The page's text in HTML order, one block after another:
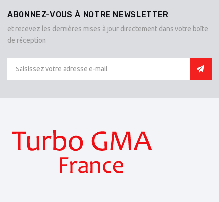
ABONNEZ-VOUS À NOTRE NEWSLETTER
et recevez les dernières mises à jour directement dans votre boîte
de réception